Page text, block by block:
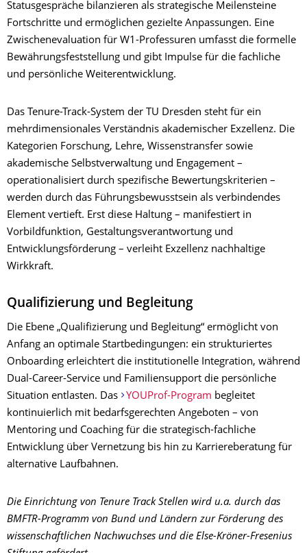
Statusgespräche bilanzieren als strategische Meilensteine
Fortschritte und ermöglichen gezielte Anpassungen. Eine
Zwischenevaluation für W1-Professuren umfasst die formelle
Bewährungsfeststellung und gibt Impulse für die fachliche
und persönliche Weiterentwicklung.
Das Tenure-Track-System der TU Dresden steht für ein
mehrdimensionales Verständnis akademischer Exzellenz. Die
Kategorien Forschung, Lehre, Wissenstransfer sowie
akademische Selbstverwaltung und Engagement –
operationalisiert durch spezifische Bewertungskriterien –
werden durch das Führungsbewusstsein als verbindendes
Element vertieft. Erst diese Haltung – manifestiert in
Vorbildfunktion, Gestaltungsverantwortung und
Entwicklungsförderung – verleiht Exzellenz nachhaltige
Wirkkraft.
Qualifizierung und Begleitung
Die Ebene „Qualifizierung und Begleitung“ ermöglicht von
Anfang an optimale Startbedingungen: ein strukturiertes
Onboarding erleichtert die institutionelle Integration, während
Dual-Career-Service und Familiensupport die persönliche
Situation entlasten. Das
YOUProf-Program begleitet
kontinuierlich mit bedarfsgerechten Angeboten – von
Mentoring und Coaching für die strategisch-fachliche
Entwicklung über Vernetzung bis hin zu Karriereberatung für
alternative Laufbahnen.
Die Einrichtung von Tenure Track Stellen wird u.a. durch das
BMFTR-Programm von Bund und Ländern zur Förderung des
wissenschaftlichen Nachwuchses und die Else-Kröner-Fresenius